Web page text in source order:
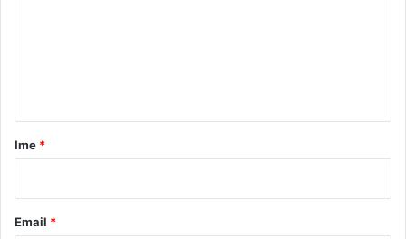
rIme *
Email *